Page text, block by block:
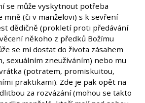
se může vyskytnout potřeba
mně (či v manželovi) s k sevření
dědičně (prokletí proti předávání
někoho z předků Božímu
se mi dostat do života zásahem
sexuálním zneužíváním) nebo mu
(potratem, promiskuitou,
praktikami). Zde je pak opět na
za rozvázání (mohou se takto